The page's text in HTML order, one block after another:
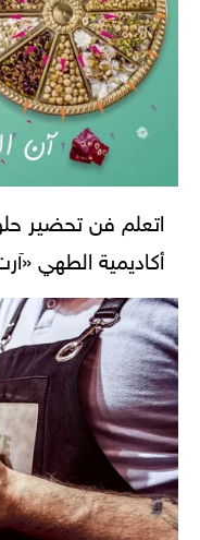
اتعلم فن تحضير
أكاديمية الطهي